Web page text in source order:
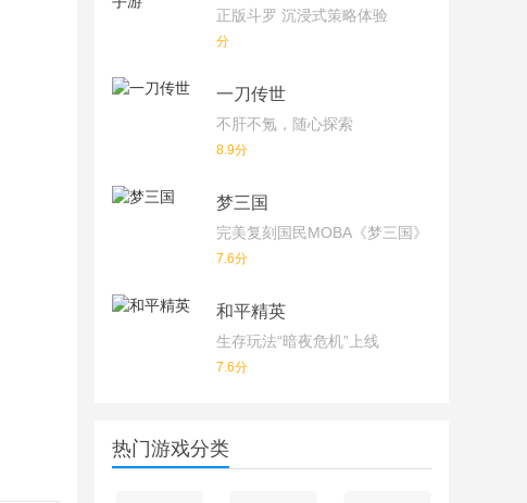
正版斗罗 沉浸式策略体验
分
一刀传世
不肝不氪，随心探索
8.9分
梦三国
完美复刻国民MOBA《梦三国》端游！
7.6分
和平精英
生存玩法“暗夜危机”上线
7.6分
热门游戏分类